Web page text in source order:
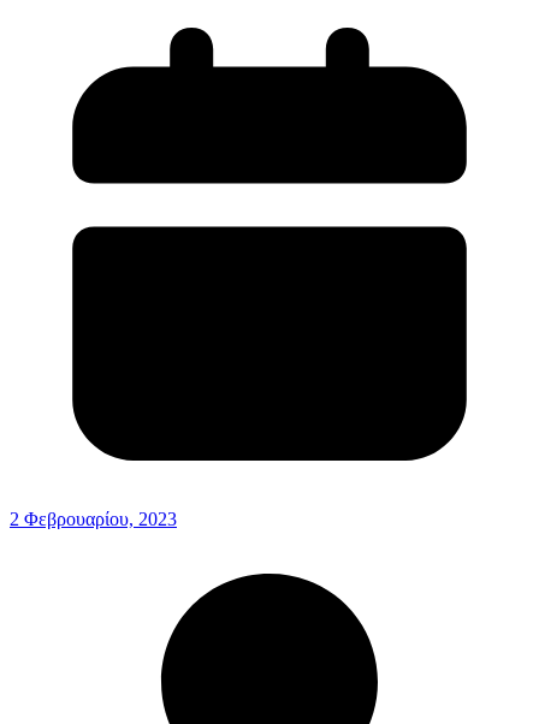
2 Φεβρουαρίου, 2023